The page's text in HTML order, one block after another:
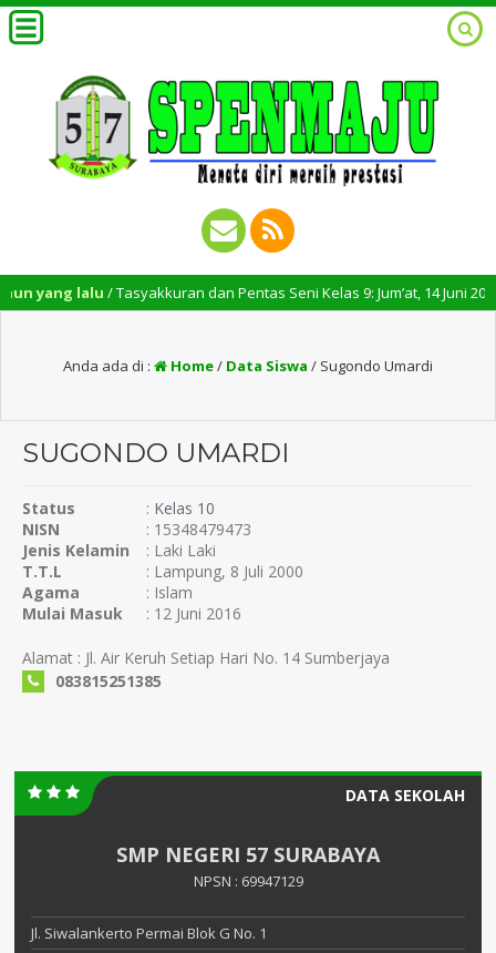
yang lalu/ Tasyakkuran dan Pentas Seni Kelas 9: Jum’at, 14 Juni 2024 –
Anda ada di : Home/ Data Siswa / Sugondo Umardi
SUGONDO UMARDI
Status : Kelas 10
NISN
: 15348479473
Jenis Kelamin
: Laki Laki
T.T.L
: Lampung, 8 Juli 2000
Agama
: Islam
Mulai Masuk
: 12 Juni 2016
Alamat : Jl. Air Keruh Setiap Hari No. 14 Sumberjaya
083815251385
DATA SEKOLAH
SMP NEGERI 57 SURABAYA
NPSN : 69947129
Jl. Siwalankerto Permai Blok G No. 1